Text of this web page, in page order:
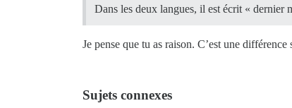
Dans les deux langues, il est écrit « dernier
Je pense que tu as raison. C’est une
Sujets connexes